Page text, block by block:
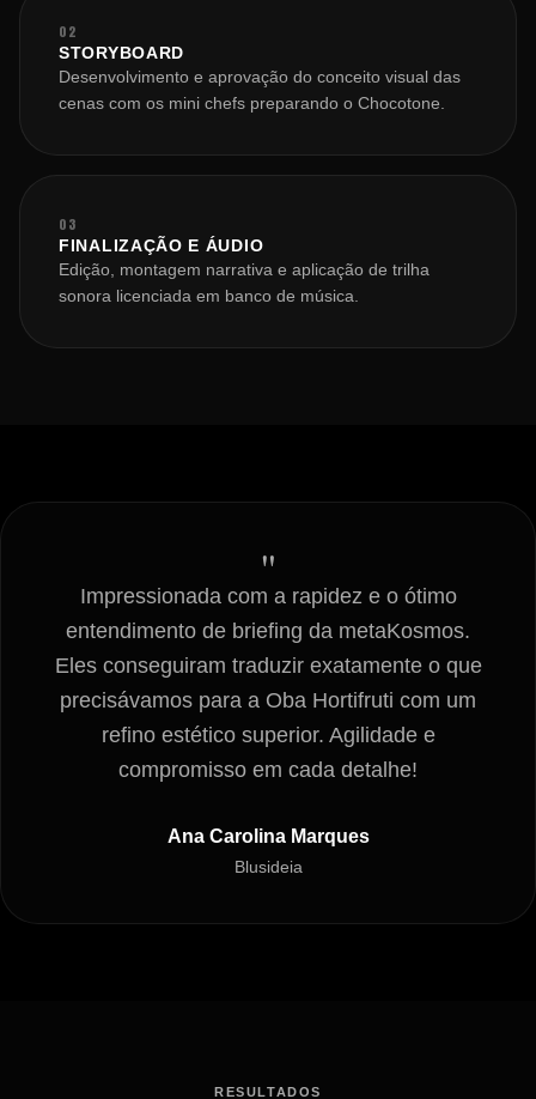
02
STORYBOARD
Desenvolvimento e aprovação do conceito visual das
cenas com os mini chefs preparando o Chocotone.
03
FINALIZAÇÃO E ÁUDIO
Edição, montagem narrativa e aplicação de trilha
sonora licenciada em banco de música.
"
Impressionada com a rapidez e o ótimo
entendimento de briefing da metaKosmos.
Eles conseguiram traduzir exatamente o que
precisávamos para a Oba Hortifruti com um
refino estético superior. Agilidade e
compromisso em cada detalhe!
Ana Carolina Marques
Blusideia
RESULTADOS